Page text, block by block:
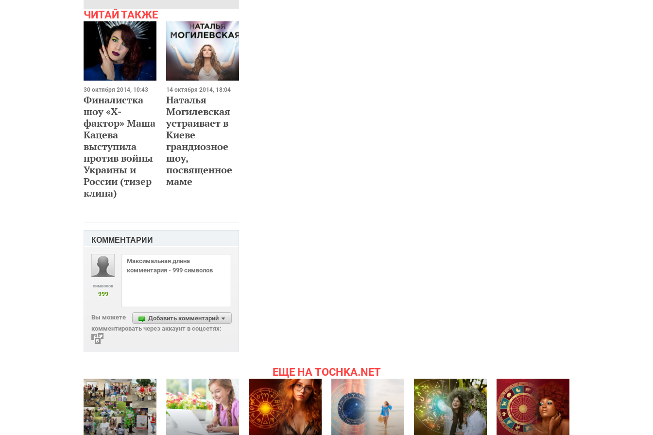
ЧИТАЙ ТАКЖЕ
30 октября 2014, 10:43
Финалистка
шоу «Х-
фактор» Маша
Кацева
выступила
против войны
Украины и
России (тизер
клипа)
14 октября 2014, 18:04
Наталья
Могилевская
устраивает в
Киеве
грандиозное
шоу,
посвященное
маме
КОММЕНТАРИИ
символов
999
Добавить комментарий
Вы можете
комментировать через аккаунт в соцсетях:
ЕЩЕ НА TOCHKA.NET